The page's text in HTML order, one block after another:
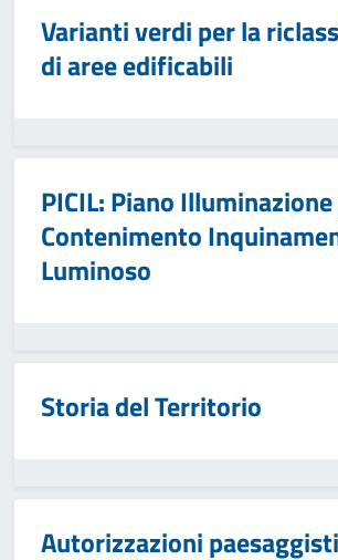
Varianti verdi per la
di aree edificabili
PICIL: Piano
Contenimento
Luminoso
Storia del Territorio
Autorizzazioni